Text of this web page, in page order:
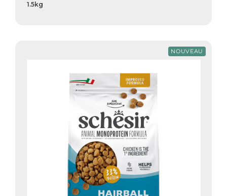
1.5kg
NOUVEAU